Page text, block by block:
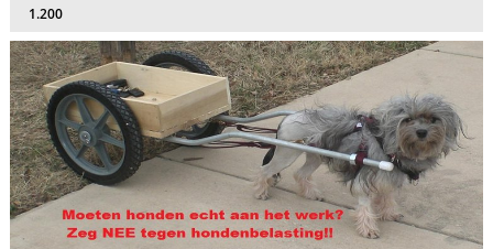
1.200